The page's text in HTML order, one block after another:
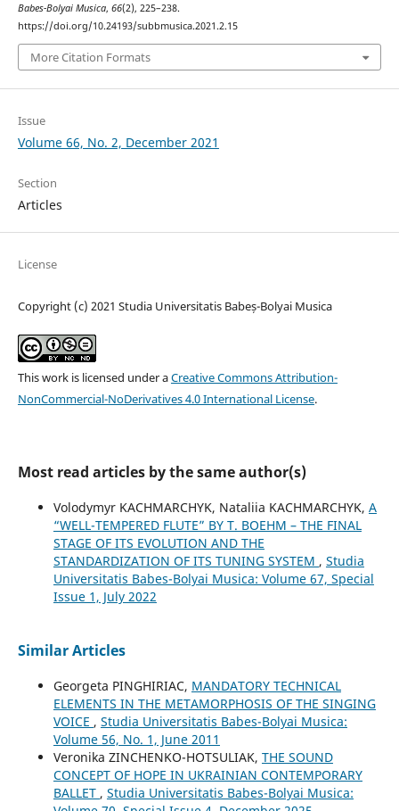
Babes-Bolyai Musica, 66(2), 225–238.
https://doi.org/10.24193/subbmusica.2021.2.15
More Citation Formats
Issue
Volume 66, No. 2, December 2021
Section
Articles
License
Copyright (c) 2021 Studia Universitatis Babeș-Bolyai Musica
This work is licensed under aCreative Commons Attribution-
NonCommercial-NoDerivatives 4.0 International License.
Most read articles by the same author(s)
Volodymyr KACHMARCHYK, Nataliia KACHMARCHYK, A
“WELL-TEMPERED FLUTE” BY T. BOEHM – THE FINAL
STAGE OF ITS EVOLUTION AND THE
STANDARDIZATION OF ITS TUNING SYSTEM , Studia
Universitatis Babes-Bolyai Musica: Volume 67, Special
Issue 1, July 2022
Similar Articles
Georgeta PINGHIRIAC, MANDATORY TECHNICAL
ELEMENTS IN THE METAMORPHOSIS OF THE SINGING
VOICE , Studia Universitatis Babes-Bolyai Musica:
Volume 56, No. 1, June 2011
Veronika ZINCHENKO-HOTSULIAK, THE SOUND
CONCEPT OF HOPE IN UKRAINIAN CONTEMPORARY
BALLET , Studia Universitatis Babes-Bolyai Musica: